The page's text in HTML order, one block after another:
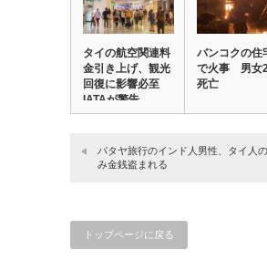
タイの航空関連料
金引き上げ、観光
回復に影響必至
IATAが警告
バンコクの住
で火事 男女
死亡
パタヤ旅行のインド人男性、タイ人
み金銭盗まれる
トップページに戻る